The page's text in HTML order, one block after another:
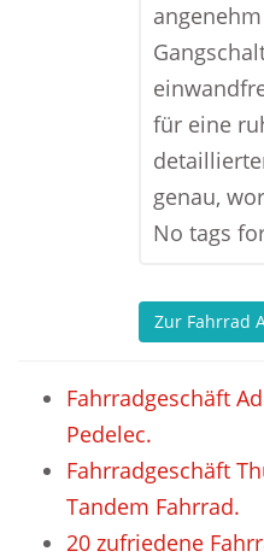
für eine
genau,
No tags
Zur Fahrrad
Fahrradgeschäft
Pedelec.
Fahrradgeschäft
Tandem Fahrrad.
20 zufriedene